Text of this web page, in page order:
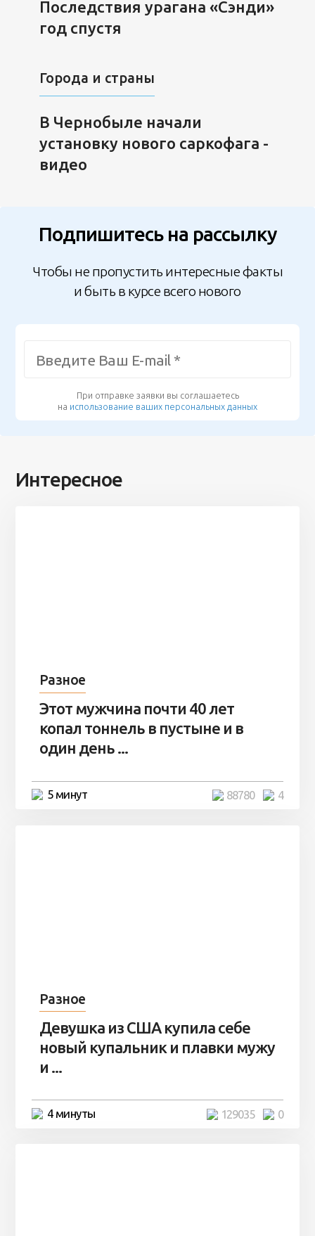
Последствия урагана «Сэнди»
год спустя
Города и страны
В Чернобыле начали
установку нового саркофага -
видео
Подпишитесь на рассылку
Чтобы не пропустить интересные факты
и быть в курсе всего нового
При отправке заявки вы соглашаетесь
на использование ваших персональных данных
Интересное
Разное
Этот мужчина почти 40 лет
копал тоннель в пустыне и в
один день ...
5 минут 4
88780
Разное
Девушка из США купила себе
новый купальник и плавки мужу
и ...
4 минуты 0
129035